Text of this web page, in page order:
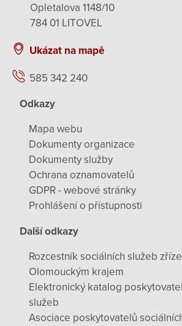
Opletalova 1148/10
784 01 LITOVEL
Ukázat na mapě
585 342 240
Odkazy
Mapa webu
Dokumenty organizace
Dokumenty služby
Ochrana oznamovatelů
GDPR - webové stránky
Prohlášení o přístupnosti
Další odkazy
Rozcestník sociálních služeb
Olomouckým krajem
Elektronický katalog
služeb
Asociace poskytovatelů